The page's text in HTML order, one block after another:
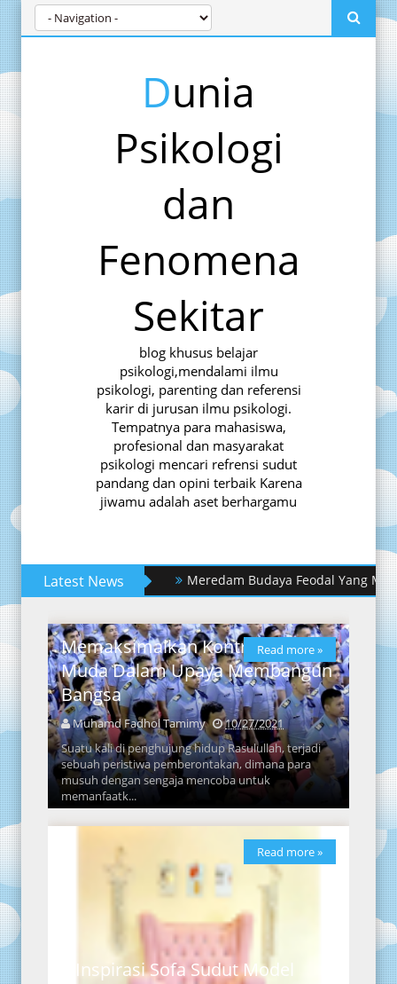
Dunia
Psikologi
dan
Fenomena
Sekitar
blog khusus belajar
psikologi,mendalami ilmu
psikologi, parenting dan referensi
karir di jurusan ilmu psikologi.
Tempatnya para mahasiswa,
profesional dan masyarakat
psikologi mencari refrensi sudut
pandang dan opini terbaik Karena
jiwamu adalah aset berhargamu
Latest News
8 Step yang Harus Dimiliki Dalam
Meredam Budaya Feodal Yang
Memaksimalkan Kontribusi ASN
Muda Dalam Upaya Membangun
Bangsa
Muhamd Fadhol Tamimy
10/27/2021
Suatu kali di penghujung hidup Rasulullah, terjadi
sebuah peristiwa pemberontakan, dimana para
musuh dengan sengaja mencoba untuk
memanfaatk...
Read more »
5 Inspirasi Sofa Sudut Model
Read more »